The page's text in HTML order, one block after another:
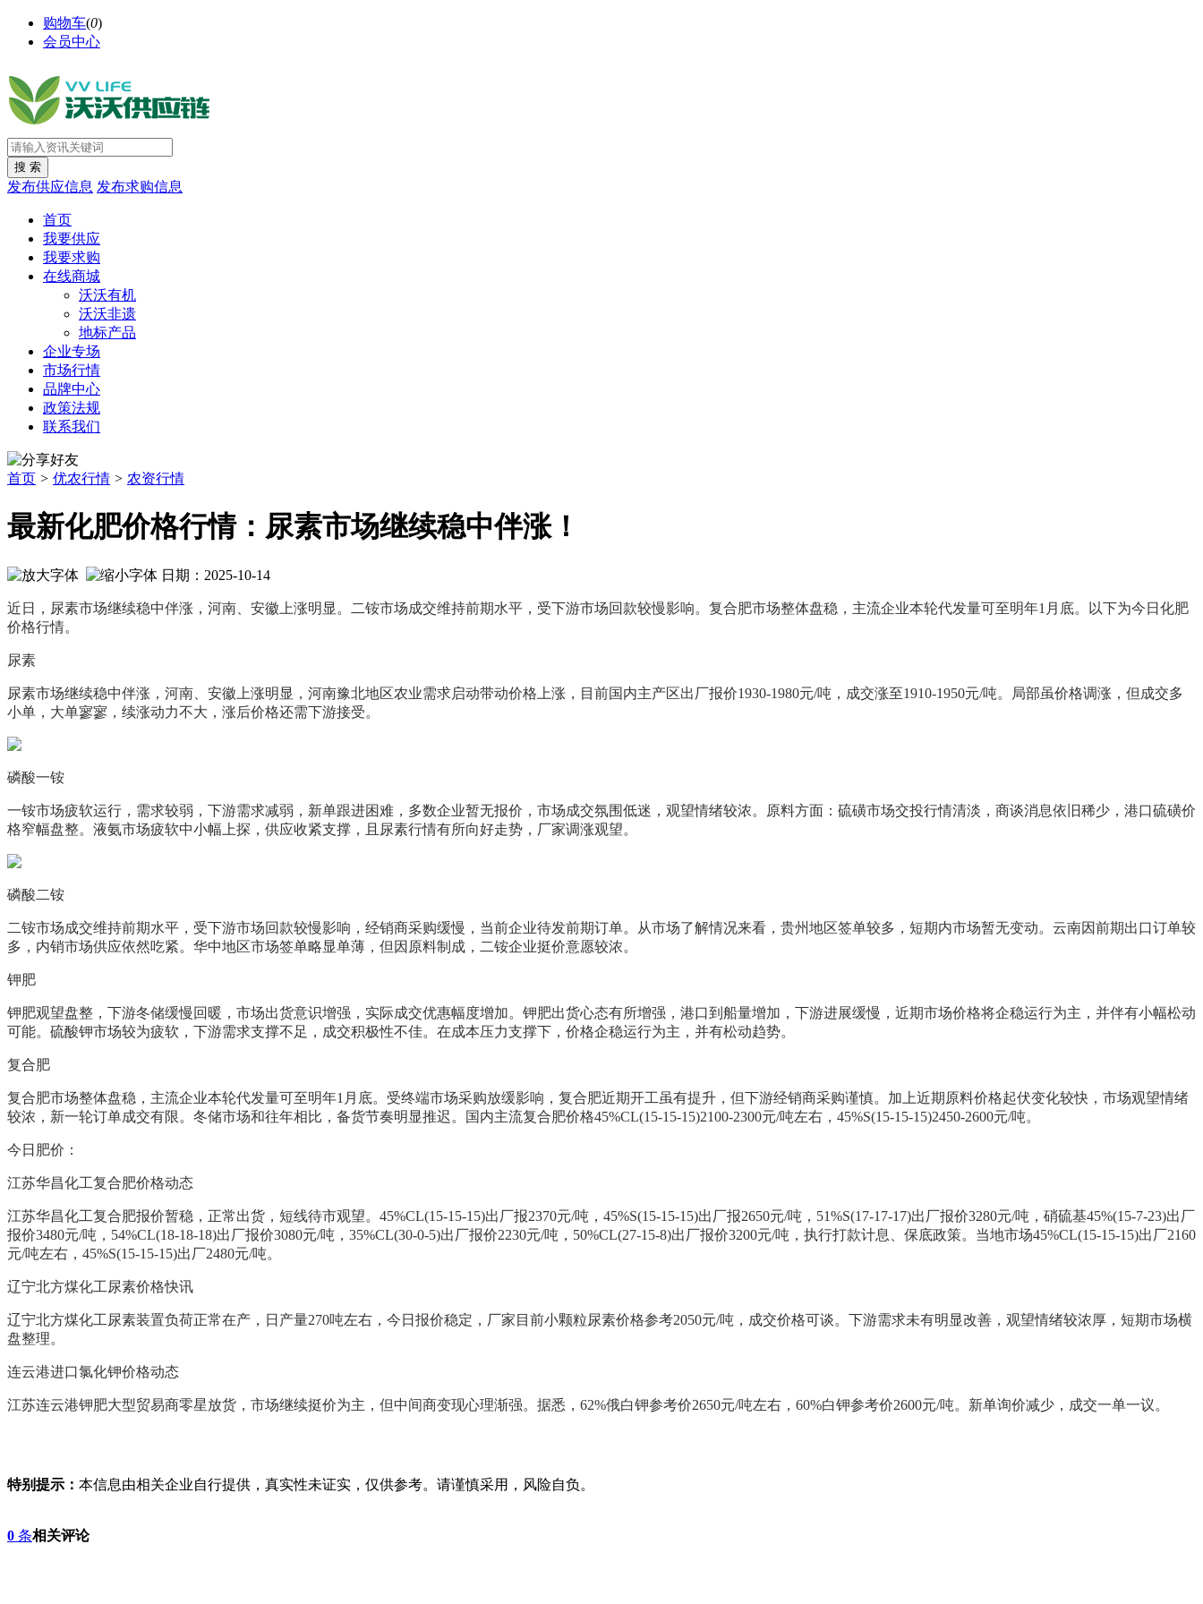
购物车(0)
会员中心
发布供应信息 发布求购信息
首页
我要供应
我要求购
在线商城
沃沃有机
沃沃非遗
地标产品
企业专场
市场行情
品牌中心
政策法规
联系我们
首页 > 优农行情 > 农资行情
最新化肥价格行情：尿素市场继续稳中伴涨！
日期：2025-10-14
近日，尿素市场继续稳中伴涨，河南、安徽上涨明显。二铵市场成交维持前期水平，受下游市场回款较慢影响。复合肥市场整体盘稳，主流企业本轮代发量可至明年1月底。以下为今日化肥
价格行情。
尿素
尿素市场继续稳中伴涨，河南、安徽上涨明显，河南豫北地区农业需求启动带动价格上涨，目前国内主产区出厂报价1930-1980元/吨，成交涨至1910-1950元/吨。局部虽价格调涨，但成交多
小单，大单寥寥，续涨动力不大，涨后价格还需下游接受。
磷酸一铵
一铵市场疲软运行，需求较弱，下游需求减弱，新单跟进困难，多数企业暂无报价，市场成交氛围低迷，观望情绪较浓。原料方面：硫磺市场交投行情清淡，商谈消息依旧稀少，港口硫磺价
格窄幅盘整。液氨市场疲软中小幅上探，供应收紧支撑，且尿素行情有所向好走势，厂家调涨观望。
磷酸二铵
二铵市场成交维持前期水平，受下游市场回款较慢影响，经销商采购缓慢，当前企业待发前期订单。从市场了解情况来看，贵州地区签单较多，短期内市场暂无变动。云南因前期出口订单较
多，内销市场供应依然吃紧。华中地区市场签单略显单薄，但因原料制成，二铵企业挺价意愿较浓。
钾肥
钾肥观望盘整，下游冬储缓慢回暖，市场出货意识增强，实际成交优惠幅度增加。钾肥出货心态有所增强，港口到船量增加，下游进展缓慢，近期市场价格将企稳运行为主，并伴有小幅松动
可能。硫酸钾市场较为疲软，下游需求支撑不足，成交积极性不佳。在成本压力支撑下，价格企稳运行为主，并有松动趋势。
复合肥
复合肥市场整体盘稳，主流企业本轮代发量可至明年1月底。受终端市场采购放缓影响，复合肥近期开工虽有提升，但下游经销商采购谨慎。加上近期原料价格起伏变化较快，市场观望情绪
较浓，新一轮订单成交有限。冬储市场和往年相比，备货节奏明显推迟。国内主流复合肥价格45%CL(15-15-15)2100-2300元/吨左右，45%S(15-15-15)2450-2600元/吨。
今日肥价：
江苏华昌化工复合肥价格动态
江苏华昌化工复合肥报价暂稳，正常出货，短线待市观望。45%CL(15-15-15)出厂报2370元/吨，45%S(15-15-15)出厂报2650元/吨，51%S(17-17-17)出厂报价3280元/吨，硝硫基45%(15-7-23)出厂
报价3480元/吨，54%CL(18-18-18)出厂报价3080元/吨，35%CL(30-0-5)出厂报价2230元/吨，50%CL(27-15-8)出厂报价3200元/吨，执行打款计息、保底政策。当地市场45%CL(15-15-15)出厂2160
元/吨左右，45%S(15-15-15)出厂2480元/吨。
辽宁北方煤化工尿素价格快讯
辽宁北方煤化工尿素装置负荷正常在产，日产量270吨左右，今日报价稳定，厂家目前小颗粒尿素价格参考2050元/吨，成交价格可谈。下游需求未有明显改善，观望情绪较浓厚，短期市场横
盘整理。
连云港进口氯化钾价格动态
江苏连云港钾肥大型贸易商零星放货，市场继续挺价为主，但中间商变现心理渐强。据悉，62%俄白钾参考价2650元/吨左右，60%白钾参考价2600元/吨。新单询价减少，成交一单一议。
特别提示： 本信息由相关企业自行提供，真实性未证实，仅供参考。请谨慎采用，风险自负。
0 条相关评论